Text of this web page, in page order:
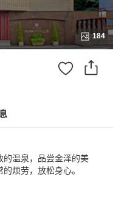
184
的温泉，品尝金泽的美
烦劳，放松身心。